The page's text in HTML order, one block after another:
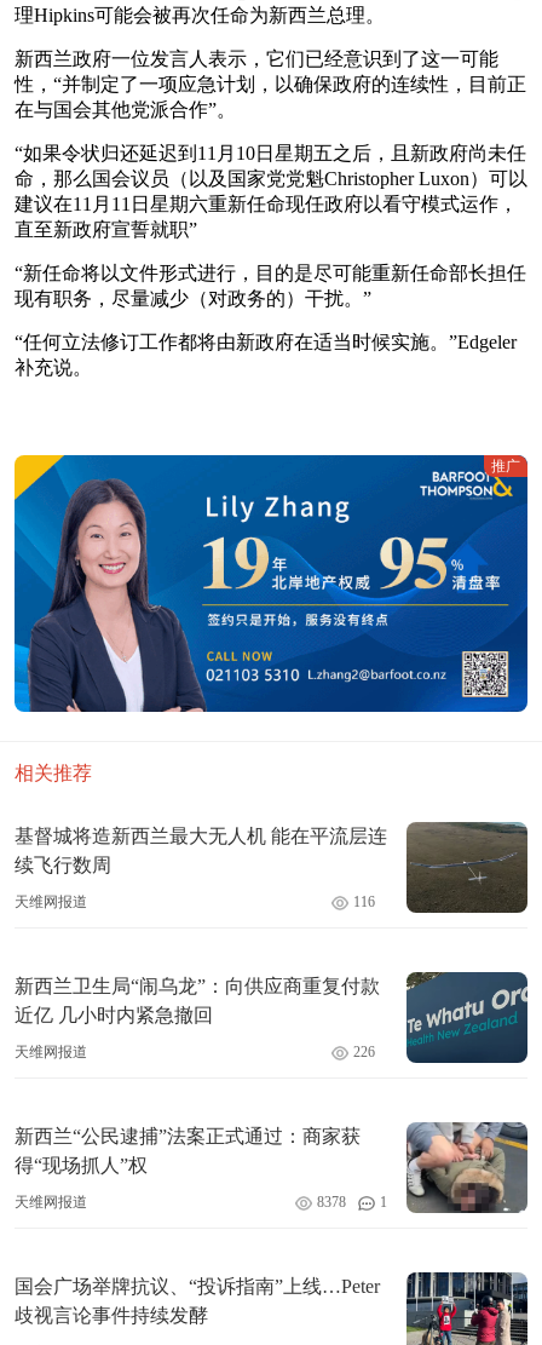
理Hipkins可能会被再次任命为新西兰总理。
新西兰政府一位发言人表示，它们已经意识到了这一可能
性，“并制定了一项应急计划，以确保政府的连续性，目前正
在与国会其他党派合作”。
“如果令状归还延迟到11月10日星期五之后，且新政府尚未任
命，那么国会议员（以及国家党党魁Christopher Luxon）可以
建议在11月11日星期六重新任命现任政府以看守模式运作，
直至新政府宣誓就职”
“新任命将以文件形式进行，目的是尽可能重新任命部长担任
现有职务，尽量减少（对政务的）干扰。”
“任何立法修订工作都将由新政府在适当时候实施。”Edgeler
补充说。
推广
相关推荐
基督城将造新西兰最大无人机 能在平流层连
续飞行数周
天维网报道 116
新西兰卫生局“闹乌龙”：向供应商重复付款
近亿 几小时内紧急撤回
天维网报道 226
新西兰“公民逮捕”法案正式通过：商家获
得“现场抓人”权
天维网报道 8378 1
国会广场举牌抗议、“投诉指南”上线…Peter
歧视言论事件持续发酵